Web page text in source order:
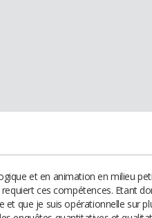
et en animation en milieu
ces compétences. Etant
et que je suis opérationnelle sur